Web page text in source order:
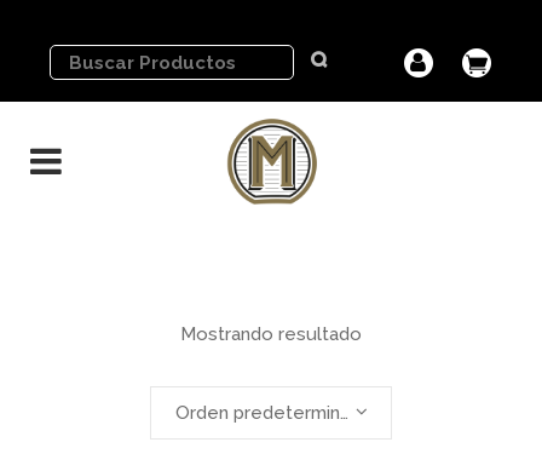
Mostrando resultado
Orden predeterminado